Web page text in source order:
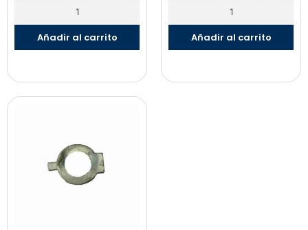
Añadir al carrito Añadir al carrito